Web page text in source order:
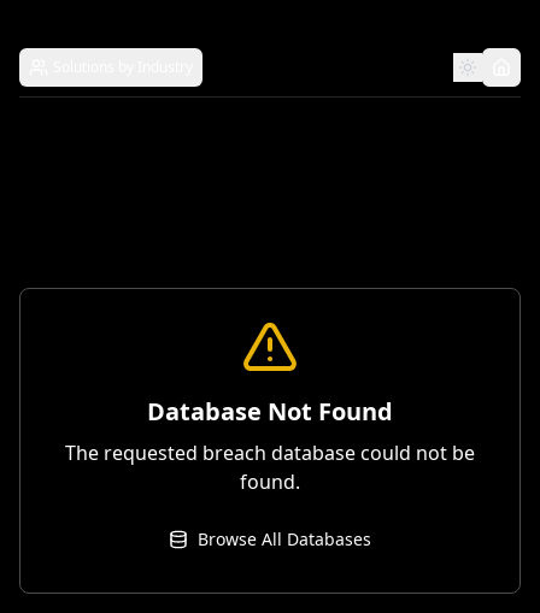
Database Not Found
The requested breach database could not be
found.
Browse All Databases